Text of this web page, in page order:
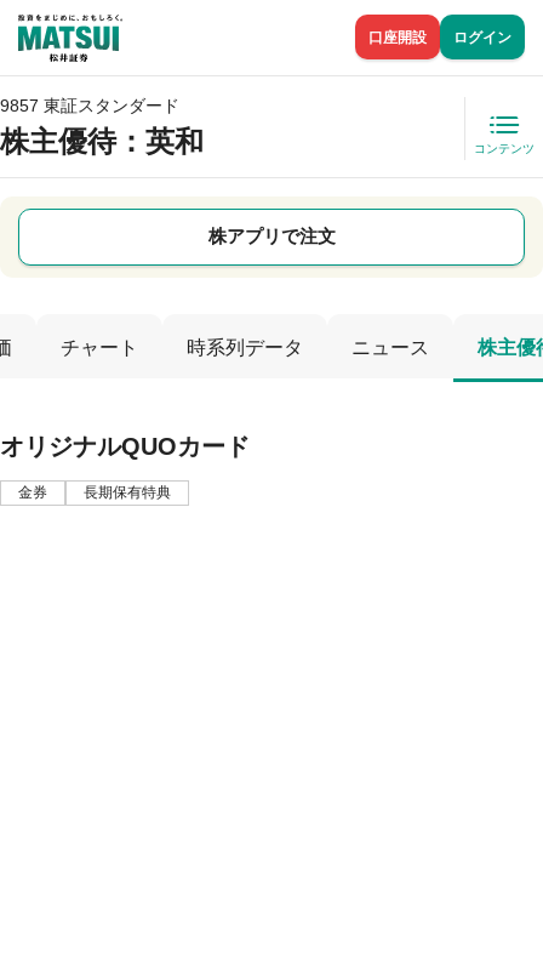
口座開設 ログイン
9857 東証スタンダード
株主優待：英和 コンテンツ
株アプリで注文
チャート 時系列データ ニュース 株主優
オリジナルQUOカード
金券 長期保有特典